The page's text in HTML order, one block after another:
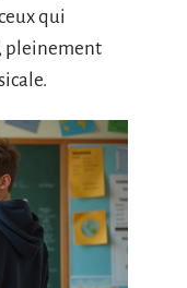
qui
pleinement